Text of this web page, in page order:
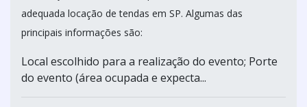
adequada locação de tendas em SP. Algumas das
principais informações são:
Local escolhido para a realização do evento; Porte
do evento (área ocupada e expecta...